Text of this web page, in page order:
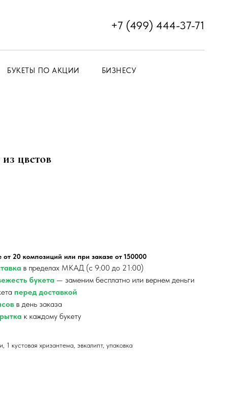
+7 (499) 444-37-71
БУКЕТЫ ПО АКЦИИ БИЗНЕСУ
цветов
от 20 композиций или при заказе от 150000
в пределах МКАД (с 9:00 до 21:00)
букета — заменим бесплатно или вернем деньги
перед доставкой
в день заказа
к каждому букету
1 кустовая хризантема, эвкалипт, упаковка